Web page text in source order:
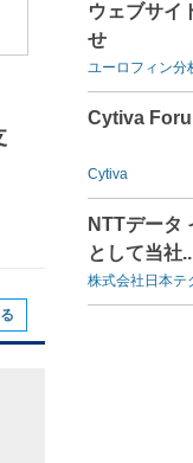
ウェブサイ
せ
ユーロフィン分
Cytiva
Cytiva
NTTデータ
として当社
株式会社日本テ